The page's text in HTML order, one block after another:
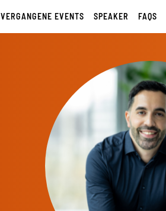
VERGANGENE EVENTS SPEAKER FAQS